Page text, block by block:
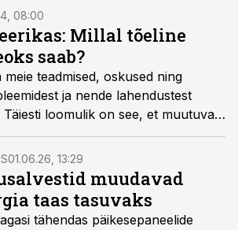
Mahepõllumajandusmaa
2,5% ja tegevuse lõpetas 78
08:00
Millal tõeline
saab?
teadmised, oskused ning
ja nende lahendustest
loomulik on see, et muutuvad
lõputult ei jää kestma ükski
taevani kiidetud rohepööre,
ASi arendusdirektor Margus
01.06.26, 13:29
muudavad
taas tasuvaks
tähendas päikesepaneelide